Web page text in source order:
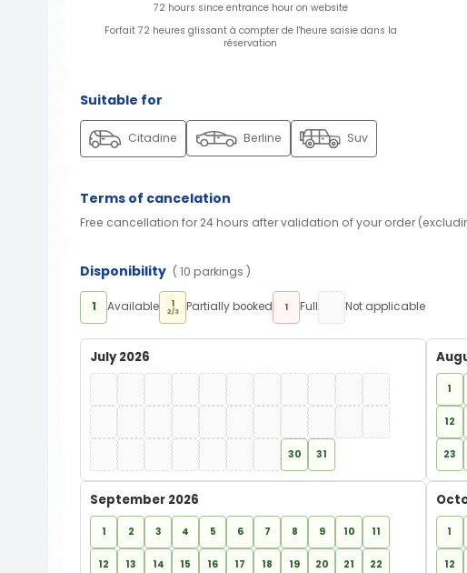
72 hours since entrance hour on website
Forfait 72 heures glissant à compter de l'heure saisie dans la
réservation
Suitable for
Citadine Berline Suv
Terms of cancelation
Free cancellation for 24 hours after validation of your order
Disponibility ( 10 parkings )
1 Available 1
2/3 Partially booked 1 Full Not applicable
July 2026
30 31
1
12
23
September 2026
1 2 3 4 5 6 7 8 9 10 11
12 13 14 15 16 17 18 19 20 21 22
1
12